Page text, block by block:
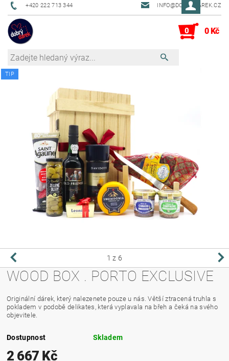
+420 222 713 344 INFO@DOBRYDAREK.CZ
0 0 Kč
TIP
1 z 6
WOOD BOX . PORTO EXCLUSIVE
Originální dárek, který nalezenete pouze u nás. Větší ztracená truhla s
pokladem v podobě delikates, která vyplavala na břeh a čeká na svého
objevitele.
Dostupnost Skladem
2 667 Kč